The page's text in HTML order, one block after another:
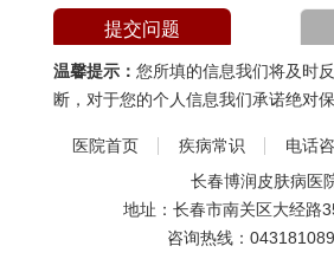
温馨提示： 您所填的信息我们将及时
断，对于您的个人信息我们承诺绝对
医院首页 疾病常识 电话
长春博润皮肤病医
地址：长春市南关区大经路
咨询热线：